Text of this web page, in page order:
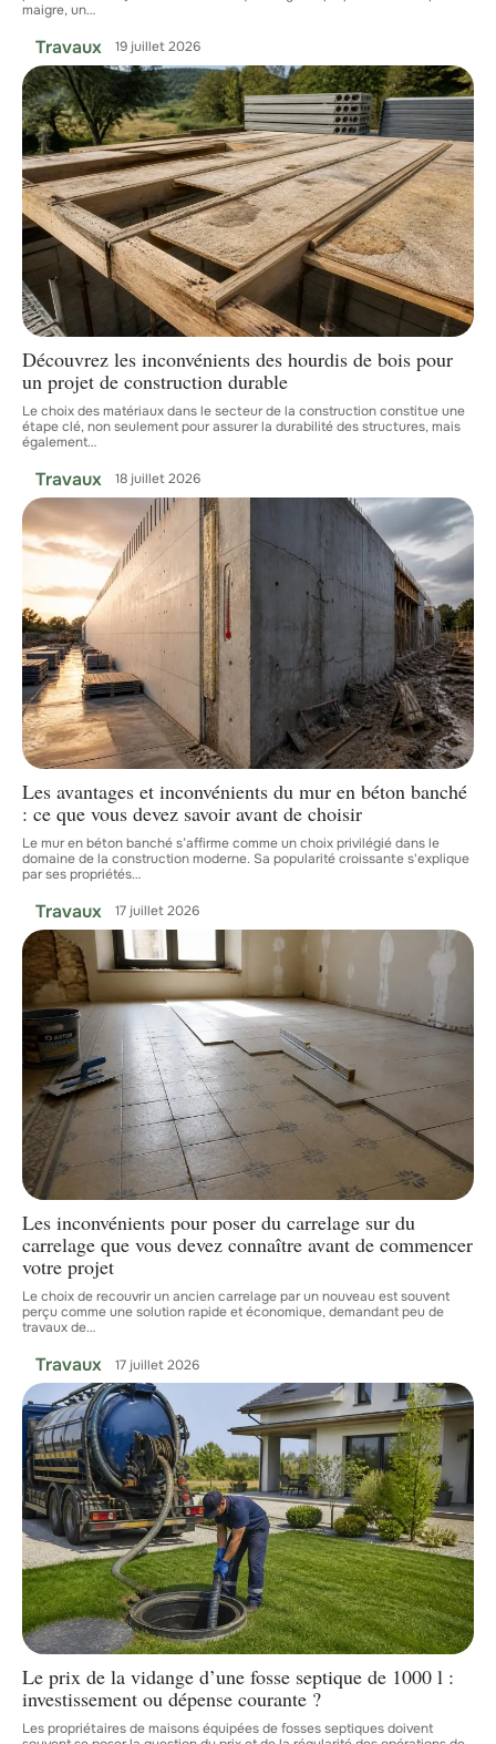
maigre, un…
Travaux 19 juillet 2026
Découvrez les inconvénients des hourdis de bois pour
un projet de construction durable
Le choix des matériaux dans le secteur de la construction constitue une
étape clé, non seulement pour assurer la durabilité des structures, mais
également…
Travaux 18 juillet 2026
Les avantages et inconvénients du mur en béton banché
: ce que vous devez savoir avant de choisir
Le mur en béton banché s’affirme comme un choix privilégié dans le
domaine de la construction moderne. Sa popularité croissante s'explique
par ses propriétés…
Travaux 17 juillet 2026
Les inconvénients pour poser du carrelage sur du
carrelage que vous devez connaître avant de commencer
votre projet
Le choix de recouvrir un ancien carrelage par un nouveau est souvent
perçu comme une solution rapide et économique, demandant peu de
travaux de…
Travaux 17 juillet 2026
Le prix de la vidange d’une fosse septique de 1000 l :
investissement ou dépense courante ?
Les propriétaires de maisons équipées de fosses septiques doivent